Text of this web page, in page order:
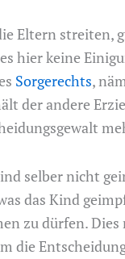
Eltern streiten,
hier keine
Sorgerechts,
der andere
selber nicht
das Kind
zu dürfen. Dies
die